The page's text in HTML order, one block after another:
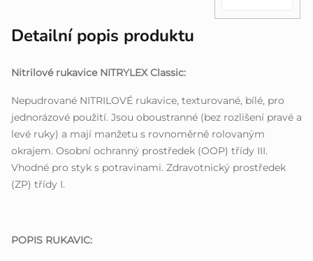
Detailní popis produktu
Nitrilové rukavice NITRYLEX Classic:
Nepudrované NITRILOVÉ rukavice, texturované, bílé, pro
jednorázové použití. Jsou oboustranné (bez rozlišení pravé a
levé ruky) a mají manžetu s rovnoměrně rolovaným
okrajem. Osobní ochranný prostředek (OOP) třídy III.
Vhodné pro styk s potravinami. Zdravotnický prostředek
(ZP) třídy I.
POPIS RUKAVIC: